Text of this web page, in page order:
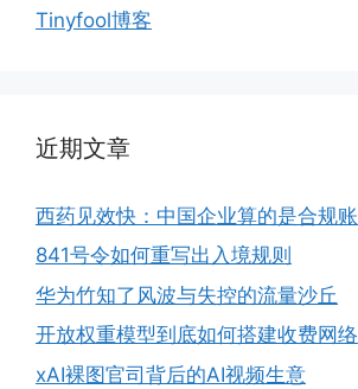
Tinyfool博客
近期文章
西药见效快：中国企业算的是合规账
841号令如何重写出入境规则
华为竹知了风波与失控的流量沙丘
开放权重模型到底如何搭建收费网络
xAI裸图官司背后的AI视频生意